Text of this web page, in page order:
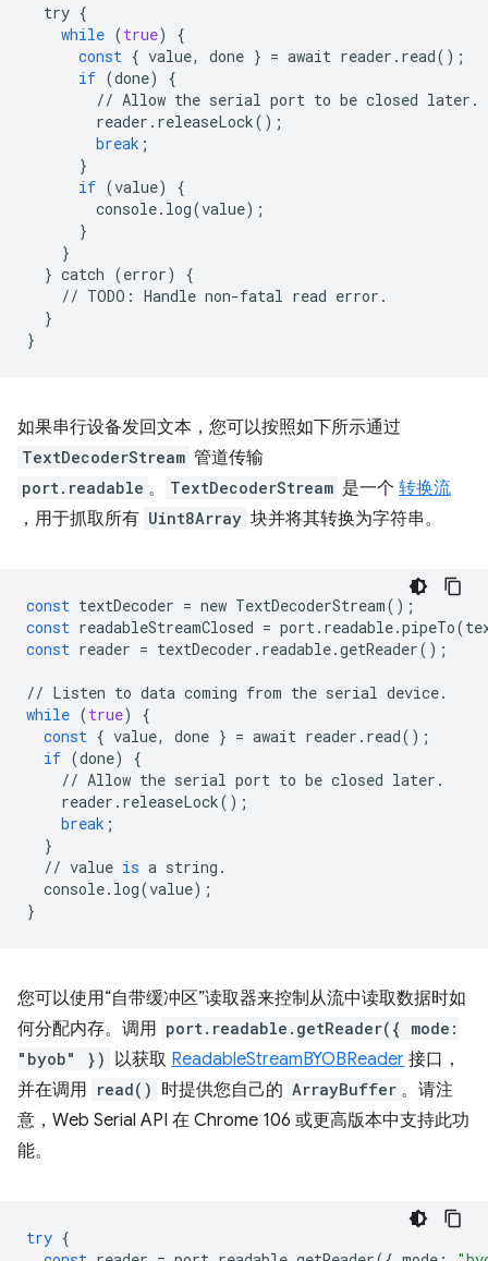
try {
while (true)
{
const { value, done } = await reader . read();
if (done)
{
// Allow the serial port to be closed later .
reader . releaseLock();
break ;
}
if (value)
{
console. log(value);
}
}
} catch (error)
{
// TODO : Handle non-fatal read error .
}
}
如果串行设备发回文本，您可以按照如下所示通过
TextDecoderStream 管道传输
port.readable 。 TextDecoderStream 是一个 转换流
，用于抓取所有 Uint8Array 块并将其转换为字符串。
const textDecoder = new TextDecoderStream();
const readableStreamClosed = port. readable.pipeTo(
const reader = textDecoder . readable.getReader();
// Listen to data coming from the serial device.
while (true)
{
const { value, done } = await reader . read();
if (done)
{
// Allow the serial port to be closed later .
reader . releaseLock();
break ;
}
// value is a string .
console. log(value);
}
您可以使用“自带缓冲区”读取器来控制从流中读取数据时如
何分配内存。调用 port.readable.getReader({ mode:
"byob" }) 以获取 ReadableStreamBYOBReader 接口，
并在调用 read() 时提供您自己的 ArrayBuffer 。请注
意，Web Serial API 在 Chrome 106 或更高版本中支持此功
能。
try {